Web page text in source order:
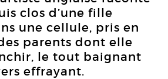
clos d’une fille
une cellule, pris en
parents dont elle
le tout baignant
effrayant.